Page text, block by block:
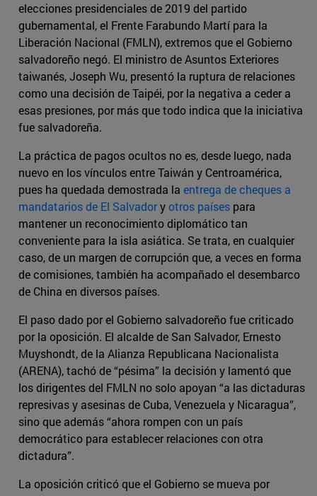
elecciones presidenciales de 2019 del partido
gubernamental, el Frente Farabundo Martí para la
Liberación Nacional (FMLN), extremos que el Gobierno
salvadoreño negó. El ministro de Asuntos Exteriores
taiwanés, Joseph Wu, presentó la ruptura de relaciones
como una decisión de Taipéi, por la negativa a ceder a
esas presiones, por más que todo indica que la iniciativa
fue salvadoreña.
La práctica de pagos ocultos no es, desde luego, nada
nuevo en los vínculos entre Taiwán y Centroamérica,
pues ha quedada demostrada la entrega de cheques a
mandatarios de El Salvadoryotros países para
mantener un reconocimiento diplomático tan
conveniente para la isla asiática. Se trata, en cualquier
caso, de un margen de corrupción que, a veces en forma
de comisiones, también ha acompañado el desembarco
de China en diversos países.
El paso dado por el Gobierno salvadoreño fue criticado
por la oposición. El alcalde de San Salvador, Ernesto
Muyshondt, de la Alianza Republicana Nacionalista
(ARENA), tachó de “pésima” la decisión y lamentó que
los dirigentes del FMLN no solo apoyan “a las dictaduras
represivas y asesinas de Cuba, Venezuela y Nicaragua”,
sino que además “ahora rompen con un país
democrático para establecer relaciones con otra
dictadura”.
La oposición criticó que el Gobierno se mueva por